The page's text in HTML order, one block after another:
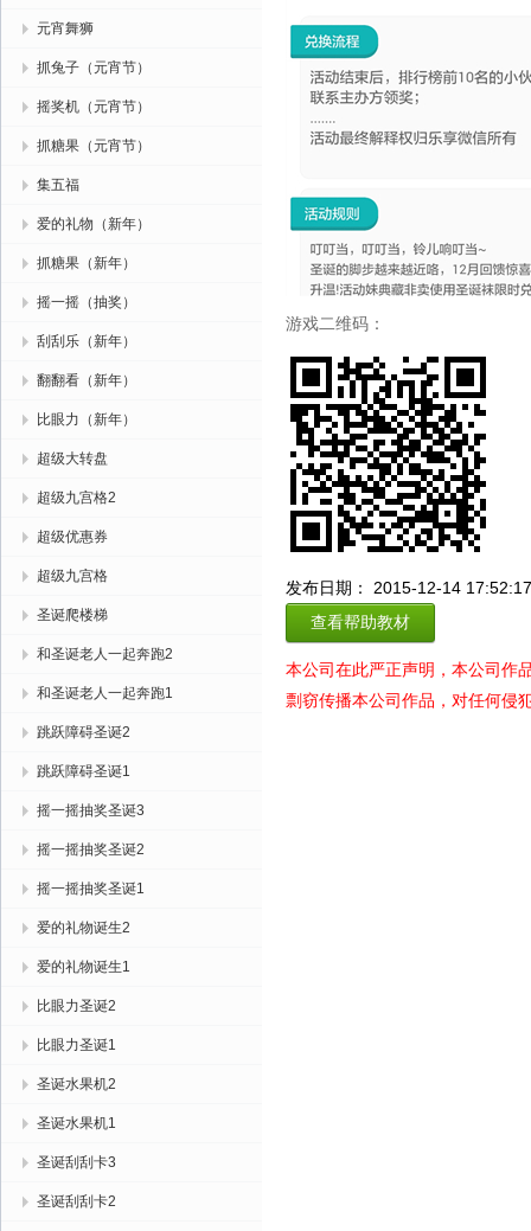
元宵舞狮
抓兔子（元宵节）
摇奖机（元宵节）
抓糖果（元宵节）
集五福
爱的礼物（新年）
抓糖果（新年）
摇一摇（抽奖）
刮刮乐（新年）
翻翻看（新年）
比眼力（新年）
超级大转盘
超级九宫格2
超级优惠券
超级九宫格
圣诞爬楼梯
和圣诞老人一起奔跑2
和圣诞老人一起奔跑1
跳跃障碍圣诞2
跳跃障碍圣诞1
摇一摇抽奖圣诞3
摇一摇抽奖圣诞2
摇一摇抽奖圣诞1
爱的礼物诞生2
爱的礼物诞生1
比眼力圣诞2
比眼力圣诞1
圣诞水果机2
圣诞水果机1
圣诞刮刮卡3
圣诞刮刮卡2
游戏二维码：
发布日期： 2015-12-14 17:52:17
查看帮助教材
本公司在此严正声明，本公司作
剽窃传播本公司作品，对任何侵